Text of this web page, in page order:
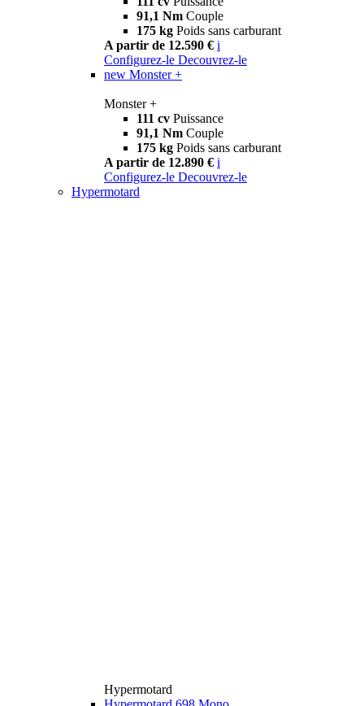
91,1 Nm Couple
175 kg Poids sans carburant
A partir de 12.590 € i
Configurez-le Decouvrez-le
new Monster +
Monster +
111 cv Puissance
91,1 Nm Couple
175 kg Poids sans carburant
A partir de 12.890 € i
Configurez-le Decouvrez-le
Hypermotard
Hypermotard